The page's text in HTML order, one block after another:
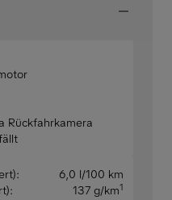
Rückfahrkamera
6,0 l/100 km
137 g/km1